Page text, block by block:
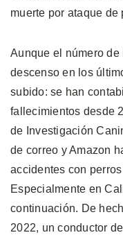
muerte por ataque de
Aunque el número
descenso en los
subido: se han
fallecimientos desde
de Investigación
de correo y Amazon
accidentes con
Especialmente en
continuación. De
2022, un conductor